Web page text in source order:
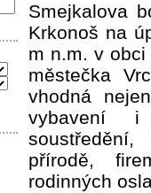
Smejkalova
Krkonoš na
m n.m. v
městečka
vhodná
vybavení i
přírodě,
rodinných